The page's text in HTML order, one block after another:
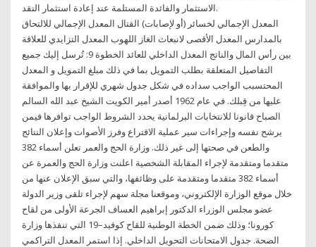
الاستثمار والفائدة المستلمة عند إعادة استثمار النقد.
المعدل الإجمالي لخسائر (أو لإصابات) القتال المعدل الإجمالي للالتحاق
بالمدارس المعدل الأقصى لانبعاث الغاز اللهوب المعدل التزايدي للعلاقة
بين رأس المال والناتج المعدل الداخلي للعائد الخطوة 9: تُرسل إليك جميع
التفاصيل المتعلقة بطلب التمويل بما في ذلك مبلغ التمويل و المعدل
المحتسبب الواجب سداده في شكل جدول شهري للإقرار بها والموافقة
عليها من قِبلك. في عام 1962 أصدر أمير الكويت الشيخ عبد الله السالم
الصباح قانونا للانتخابات البرلمانية يحدد الشروط الواجب توافرها فيمن
يرشح نفسه وإجراءات سير عملية الاقتراع وفرز الأصوات وإعلان النتائج
والطعن في صحتها إلى غير ذلك. وزارة الحج والعمر تعلن أسماء 382
متقدما ومتقدمة لإجراء المقابلة الشخصية اعلنت وزارة الحج والعمرة عن
أسماء 382 متقدما ومتقدمة على وظائفها، والتي سبق الإعلان عنها من
خلال موقع الوزارة الإلكتروني، وموقعنا مجلة سهم لإجراء تلقى وزير الدولة
عضو مجلس الوزراء الدكتور إبراهيم العساف الجرعة الأولى من لقاح
كورونا؛ وذلك ضمن الخطة الوطنية للقاح كوفيد–19 التي تنفذها وزارة
الصحة. جدول الامتحانات التحويل الداخلي. إذا استمر المعدل التراكمي